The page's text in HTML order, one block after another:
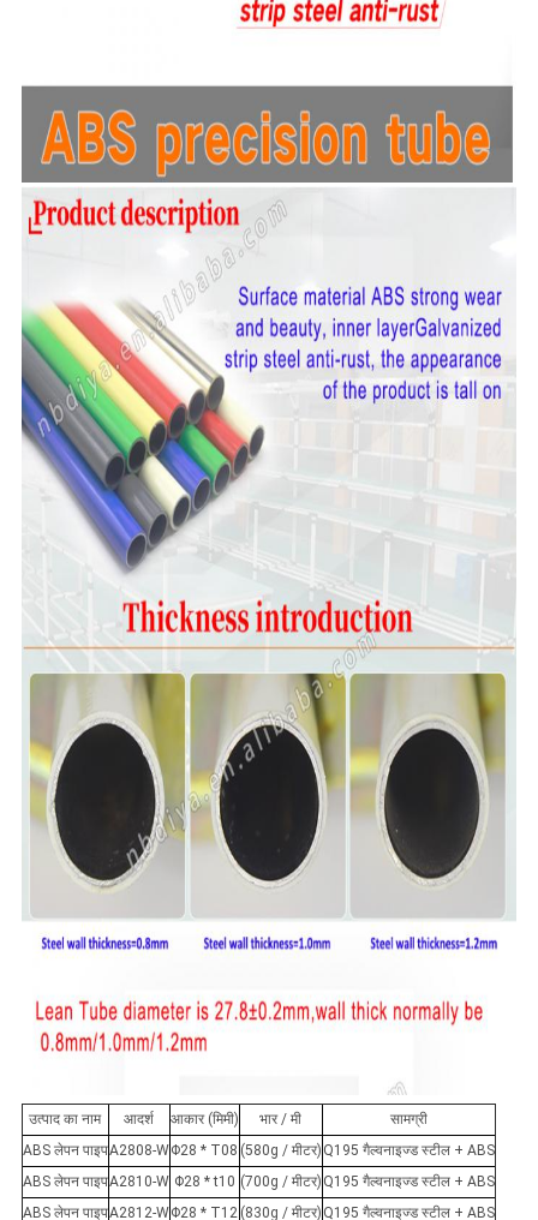
उत्पाद का नाम आदर्श आकार (मिमी) भार / मी
सामग्री
ABS लेपन पाइपA2808-WΦ28 * T08 (580g / मीटर) Q195 गैल्वनाइज्ड स्टील + ABS
ABS लेपन पाइपA2810-W Φ28 * t10 (700g / मीटर) Q195 गैल्वनाइज्ड स्टील + ABS
ABS लेपन पाइपA2812-WΦ28 * T12 (830g / मीटर) Q195 गैल्वनाइज्ड स्टील + ABS